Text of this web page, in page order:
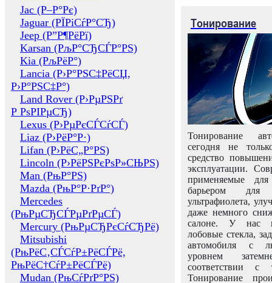
Jac (Р–Р°Рє)
Jaguar (РЇРіСѓР°СЂ)
Jeep (Р”Р¶РёРї)
Karsan (РљР°СЂСЃР°РЅ)
Kia (РљРёР°)
Lancia (Р›Р°РЅС‡РёСЏ,
Р›Р°РЅС‡Р°)
Land Rover (Р›РµРЅРґ
Р РѕРІРµСЂ)
Lexus (Р›РµРєСЃСѓСЃ)
Liaz (Р›РёР°Р·)
Lifan (Р›РёС„Р°РЅ)
Lincoln (Р›РёРЅРєРѕР»СЊРЅ)
Man (РњР°РЅ)
Mazda (РњР°Р·РґР°)
Mercedes
(РњРµСЂСЃРµРґРµСЃ)
Mercury (РњРµСЂРєСѓСЂРё)
Mitsubishi
(РњРёС‚СЃСѓР±РёСЃРё,
РњРёС†СѓР±РёСЃРё)
Mudan (РњСѓРґР°РЅ)
Тонирование
Тонирование
сегодня не
средство
эксплуатации.
применяемые
барьером для
ультрафиолета,
даже немного
салоне. У нас
лобовые стекла,
автомобиля с
уровнем
соответствии с
Тонирование